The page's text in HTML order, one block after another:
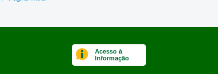
Acesso à
Informação